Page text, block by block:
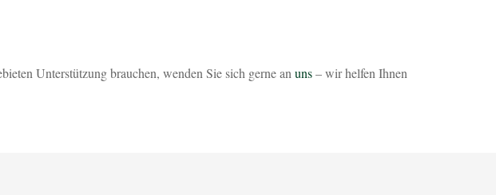
Unterstützung brauchen, wenden Sie sich gerne an uns– wir helfen Ihnen